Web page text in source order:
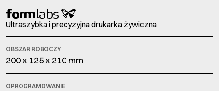
Ultraszybka i precyzyjna drukarka żywiczna
OBSZAR ROBOCZY
200 x 125 x 210 mm
OPROGRAMOWANIE